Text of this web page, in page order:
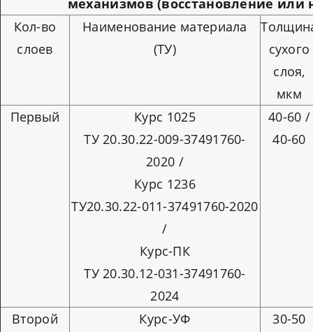
механизмов (восстановление или
Кол-во
слоев
Наименование материала
(ТУ)
сухого
слоя,
мкм
Первый
Курс 1025
ТУ 20.30.22-009-37491760-
2020 /
Курс 1236
ТУ20.30.22-011-37491760-2020
/
Курс-ПК
ТУ 20.30.12-031-37491760-
2024
40-60 /
40-60
Второй
Курс-УФ
30-50